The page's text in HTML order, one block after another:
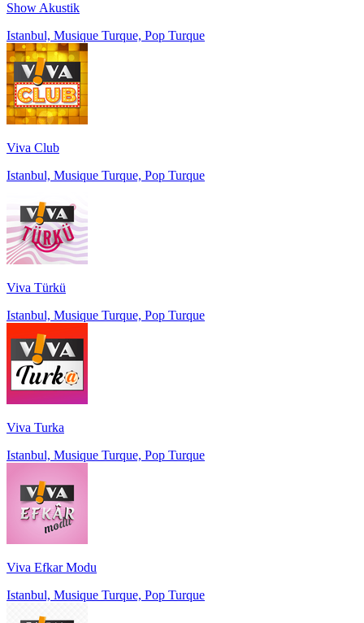
Show Akustik
Istanbul, Musique Turque, Pop Turque
Viva Club
Istanbul, Musique Turque, Pop Turque
Viva Türkü
Istanbul, Musique Turque, Pop Turque
Viva Turka
Istanbul, Musique Turque, Pop Turque
Viva Efkar Modu
Istanbul, Musique Turque, Pop Turque